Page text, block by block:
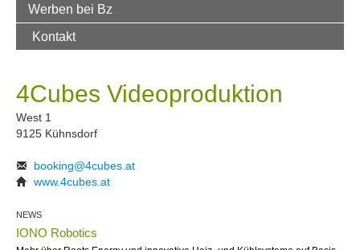
Werben bei Bz
Kontakt
4Cubes Videoproduktion
West 1
9125 Kühnsdorf
booking@4cubes.at
www.4cubes.at
NEWS
IONO Robotics